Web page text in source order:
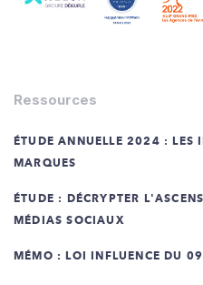
Ressources
ÉTUDE ANNUELLE 2024 : LES
MARQUES
ÉTUDE : DÉCRYPTER
MÉDIAS SOCIAUX
MÉMO : LOI INFLUENCE DU